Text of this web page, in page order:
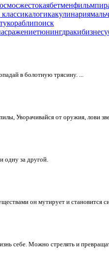
жестокаябетменфильм
логикакулинария
кораблипоиск
сражениетюнингдракибизнес
в болотную трясину. ...
Уворачивайся от оружия, лови
одну за другой.
он мутирует и становится
себе. Можно стрелять и